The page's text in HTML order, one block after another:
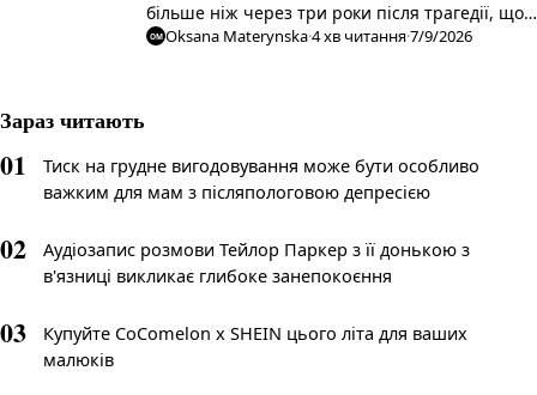
більше ніж через три роки після трагедії, що
забрала життя її трьох дітей. Які обставини та
OM Oksana Materynska·4хв читання·7/9/2026
Зараз читають
01
Тиск на грудне вигодовування може бути особливо
важким для мам з післяпологовою депресією
02
Аудіозапис розмови Тейлор Паркер з її донькою з
в'язниці викликає глибоке занепокоєння
03
Купуйте CoComelon x SHEIN цього літа для ваших
малюків